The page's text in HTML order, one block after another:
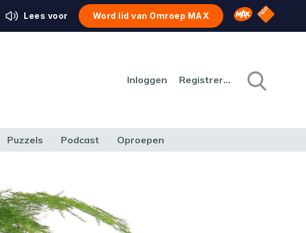
Lees voor Word lid van Omroep MAX Omroep MAX
NPO
Inloggen Registreren
Puzzels Podcast Oproepen